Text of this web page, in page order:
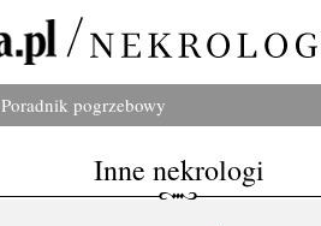
Poradnik pogrzebowy
Inne nekrologi